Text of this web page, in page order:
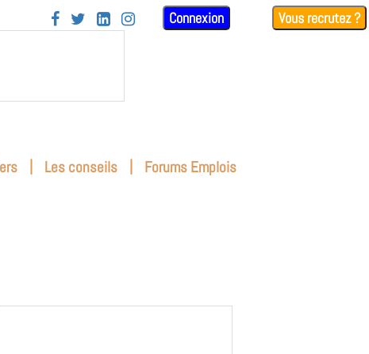
    Connexion Vous recrutez ?
| Les conseils | Forums Emplois